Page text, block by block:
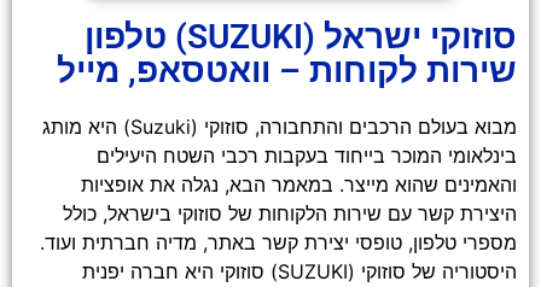
סוזוקי ישראל (SUZUKI) טלפון
שירות לקוחות – וואטסאפ, מייל
מבוא בעולם הרכבים והתחבורה, סוזוקי (Suzuki) היא מותג
בינלאומי המוכר בייחוד בעקבות רכבי השטח היעילים
והאמינים שהוא מייצר. במאמר הבא, נגלה את אופציות
היצירת קשר עם שירות הלקוחות של סוזוקי בישראל, כולל
מספרי טלפון, טופסי יצירת קשר באתר, מדיה חברתית ועוד.
היסטוריה של סוזוקי (SUZUKI) סוזוקי היא חברה יפנית